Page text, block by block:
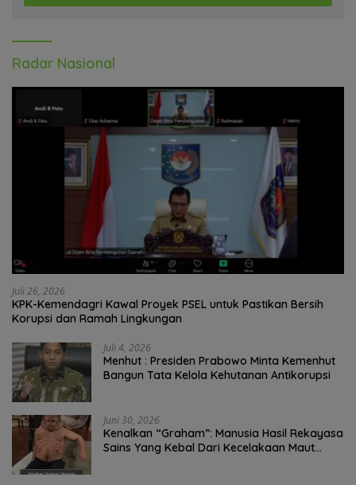
Radar Nasional
Juli 26, 2026
KPK-Kemendagri Kawal Proyek PSEL untuk Pastikan Bersih
Korupsi dan Ramah Lingkungan
Juli 4, 2026
Menhut : Presiden Prabowo Minta Kemenhut
Bangun Tata Kelola Kehutanan Antikorupsi
Juni 30, 2026
Kenalkan “Graham”: Manusia Hasil Rekayasa
Sains Yang Kebal Dari Kecelakaan Maut